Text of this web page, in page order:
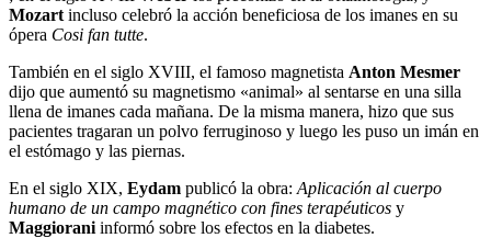
Mozart incluso celebró la acción beneficiosa de los imanes en su
ópera Cosi fan tutte.
También en el siglo XVIII, el famoso magnetista Anton Mesmer
dijo que aumentó su magnetismo «animal» al sentarse en una silla
llena de imanes cada mañana. De la misma manera, hizo que sus
pacientes tragaran un polvo ferruginoso y luego les puso un imán en
el estómago y las piernas.
En el siglo XIX, Eydam publicó la obra: Aplicación al cuerpo
humano de un campo magnético con fines terapéuticos y
Maggiorani informó sobre los efectos en la diabetes.